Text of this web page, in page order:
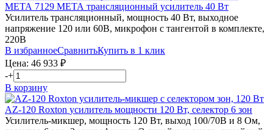
МЕТА 7129 МЕТА трансляционный усилитель 40 Вт
Усилитель трансляционный, мощность 40 Вт, выходное
напряжение 120 или 60В, микрофон с тангентой в комплекте,
220В
В избранноеСравнитьКупить в 1 клик
Цена: 46 933 ₽
-+
В корзину
AZ-120 Roxton усилитель мощности 120 Вт, селектор 6 зон
Усилитель-микшер, мощность 120 Вт, выход 100/70В и 8 Ом,